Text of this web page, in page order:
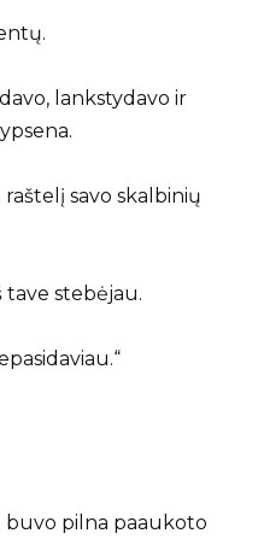
lankstydavo ir
savo skalbinių
tave stebėjau.
buvo pilna paaukoto